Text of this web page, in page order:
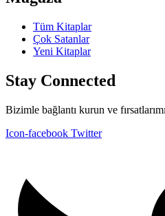
Tüm Kitaplar
Çok Satanlar
Yeni Kitaplar
Stay Connected
Bizimle bağlantı kurun ve
Icon-facebook Twitter